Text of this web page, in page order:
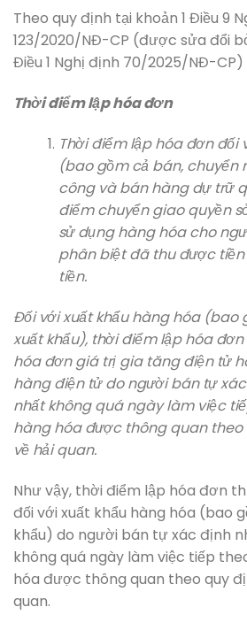
Theo quy định tại khoản 1 Điều 9
123/2020/NĐ-CP (được sửa đổi
Điều 1 Nghị định 70/2025/NĐ-CP)
Thời điểm lập hóa đơn
Thời điểm lập hóa đơn
(bao gồm cả bán, chuyển
công và bán hàng dự trữ
điểm chuyển giao quyền
sử dụng hàng hóa cho
phân biệt đã thu được
tiền.
Đối với xuất khẩu hàng hóa (bao
xuất khẩu), thời điểm lập hóa
hóa đơn giá trị gia tăng điện tử
hàng điện tử do người bán tự
nhất không quá ngày làm việc
hàng hóa được thông quan
về hải quan.
Như vậy, thời điểm lập hóa đơn
đối với xuất khẩu hàng hóa (bao
khẩu) do người bán tự xác định
không quá ngày làm việc tiếp
hóa được thông quan theo quy
quan.